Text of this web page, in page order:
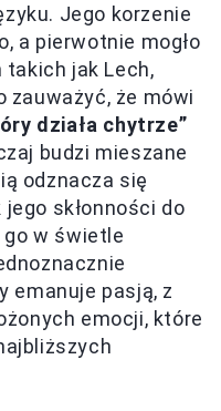
Jego korzenie
a pierwotnie mogło
takich jak Lech,
zauważyć, że mówi
działa chytrze”
budzi mieszane
odznacza się
skłonności do
w świetle
emanuje pasją, z
emocji, które